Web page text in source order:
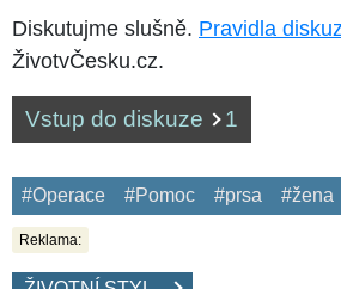
Diskutujme slušně. Pravidla
ŽivotvČesku.cz.
Vstup do diskuze 1
#Operace #Pomoc #prsa #žena
Reklama: